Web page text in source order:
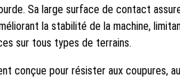
Sa large surface de contact
la stabilité de la machine,
sur tous types de terrains.
conçue pour résister aux coupures,